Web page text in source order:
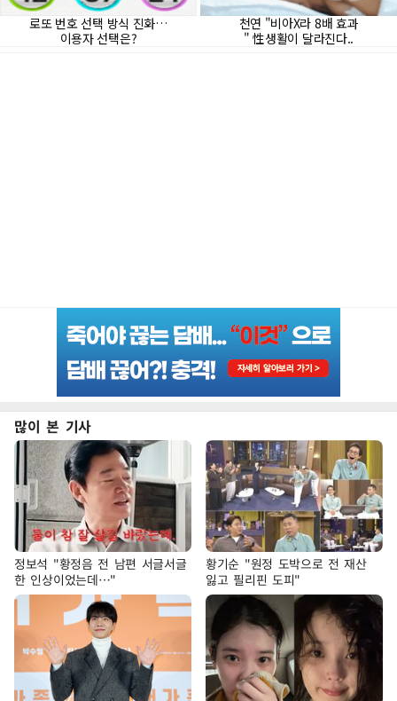
많이 본 기사
정보석 "황정음 전 남편 서글서글
한 인상이었는데…"
황기순 "원정 도박으로 전 재산
잃고 필리핀 도피"